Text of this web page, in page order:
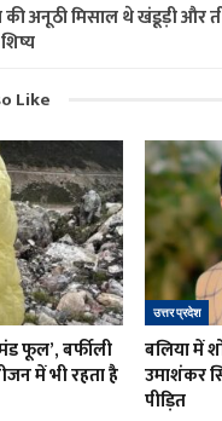
की अनूठी मिसाल थे खंडूड़ी और
Like
फूल’, बर्फीली
में भी रहता है
उत्तर प्रदेश
बलिया में
उमाशंकर
पीड़ित